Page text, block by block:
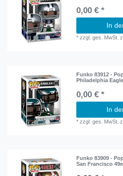
0,00 € *
In
*zzgl. ges. MwSt.
Funko 83912 -
Philadelphia
0,00 € *
In
*zzgl. ges. MwSt.
Funko 83909 -
San Francisco